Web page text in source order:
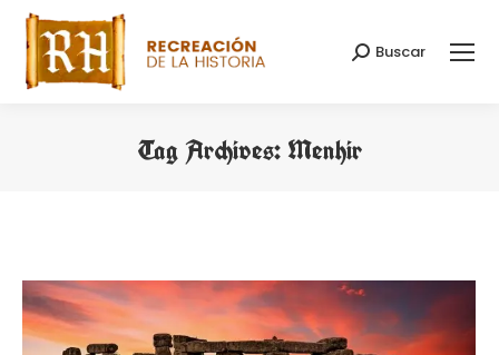
Search:
Buscar
Tag Archives: Menhir